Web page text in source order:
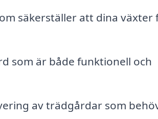
säkerställer att dina växter
som är både funktionell och
av trädgårdar som